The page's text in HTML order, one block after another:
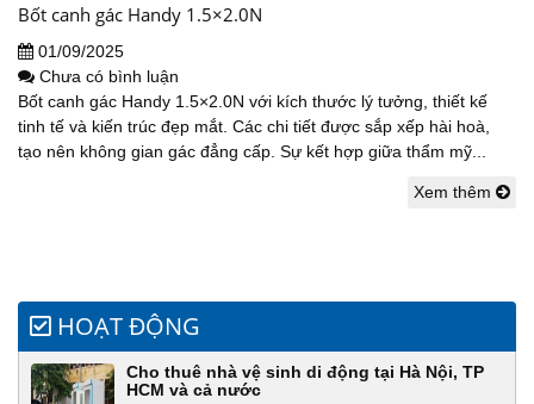
Bốt canh gác Handy 1.5×2.0N
01/09/2025
Chưa có bình luận
Bốt canh gác Handy 1.5×2.0N với kích thước lý tưởng, thiết kế
tinh tế và kiến trúc đẹp mắt. Các chi tiết được sắp xếp hài hoà,
tạo nên không gian gác đẳng cấp. Sự kết hợp giữa thẩm mỹ...
Xem thêm
HOẠT ĐỘNG
Cho thuê nhà vệ sinh di động tại Hà Nội, TP
HCM và cả nước